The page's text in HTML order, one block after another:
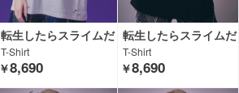
転生したらスライムだ
った件× P.N UNDERG
ROUND
T-Shirt
￥8,690
転生したらスライムだ
った件× P.N UNDERG
ROUND
T-Shirt
￥8,690